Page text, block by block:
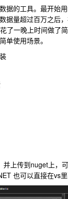
据的工具。最开始
据量超过百万之后，
了一晚上时间做了
单使用场景。
并上传到nuget上，
也可以直接在vs